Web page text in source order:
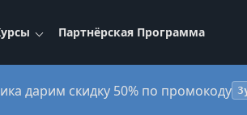
Партнёрская Программа
дарим скидку 50% по промокоду